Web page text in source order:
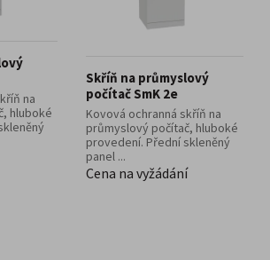
na
hluboké
Skříň na průmyslový
počítač SmK 2e
Kovová ochranná skříň na
průmyslový počítač, hluboké
provedení. Přední skleněný
panel ...
Cena na vyžádání